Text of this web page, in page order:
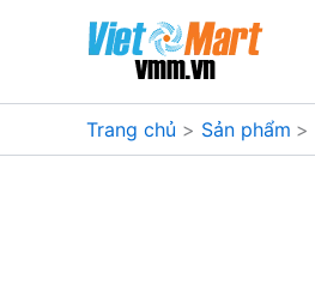
dung
Trang chủ Sản phẩm